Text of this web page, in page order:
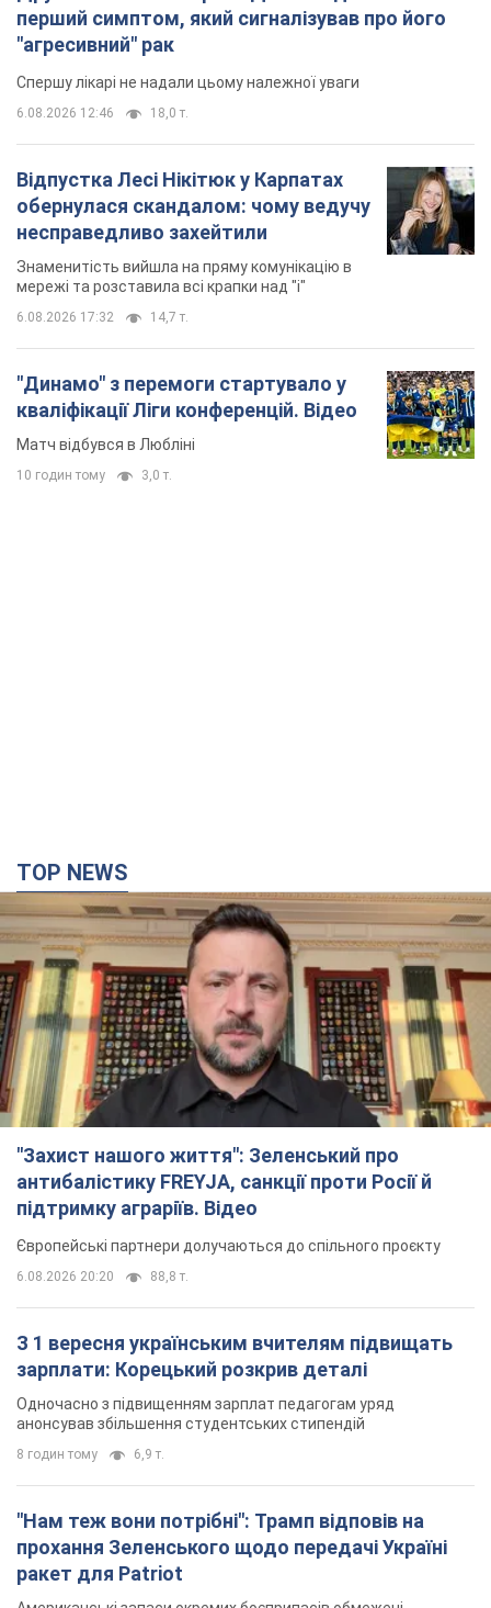
перший симптом, який сигналізував про його
"агресивний" рак
Спершу лікарі не надали цьому належної уваги
6.08.2026 12:46 18,0 т.
Відпустка Лесі Нікітюк у Карпатах
обернулася скандалом: чому ведучу
несправедливо захейтили
Знаменитість вийшла на пряму комунікацію в
мережі та розставила всі крапки над "і"
6.08.2026 17:32 14,7 т.
"Динамо" з перемоги стартувало у
кваліфікації Ліги конференцій. Відео
Матч відбувся в Любліні
10 годин тому 3,0 т.
TOP NEWS
"Захист нашого життя": Зеленський про
антибалістику FREYJA, санкції проти Росії й
підтримку аграріїв. Відео
Європейські партнери долучаються до спільного проєкту
6.08.2026 20:20 88,8 т.
З 1 вересня українським вчителям підвищать
зарплати: Корецький розкрив деталі
Одночасно з підвищенням зарплат педагогам уряд
анонсував збільшення студентських стипендій
8 годин тому 6,9 т.
"Нам теж вони потрібні": Трамп відповів на
прохання Зеленського щодо передачі Україні
ракет для Patriot